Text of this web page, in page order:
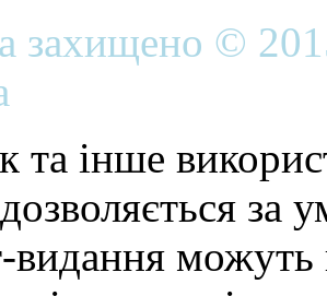
захищено ©
та інше
видання можуть